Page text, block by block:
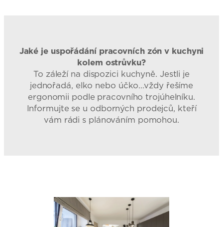
Jaké je uspořádání pracovních zón v kuchyni
kolem ostrůvku?
To záleží na dispozici kuchyně. Jestli je
jednořadá, elko nebo účko…vždy řešíme
ergonomii podle pracovního trojúhelníku.
Informujte se u odborných prodejců, kteří
vám rádi s plánováním pomohou.